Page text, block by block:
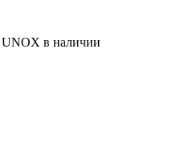
UNOX в наличии